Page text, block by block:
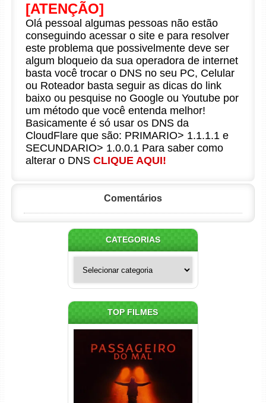
[ATENÇÃO]
Olá pessoal algumas pessoas não estão
conseguindo acessar o site e para resolver
este problema que possivelmente deve ser
algum bloqueio da sua operadora de internet
basta você trocar o DNS no seu PC, Celular
ou Roteador basta seguir as dicas do link
baixo ou pesquise no Google ou Youtube por
um método que você entenda melhor!
Basicamente é só usar os DNS da
CloudFlare que são: PRIMARIO> 1.1.1.1 e
SECUNDARIO> 1.0.0.1 Para saber como
alterar o DNS CLIQUE AQUI!
Comentários
CATEGORIAS
TOP FILMES